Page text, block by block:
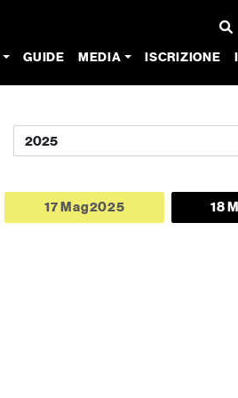
GUIDE MEDIA ISCRIZIONE
17 Mag2025 18